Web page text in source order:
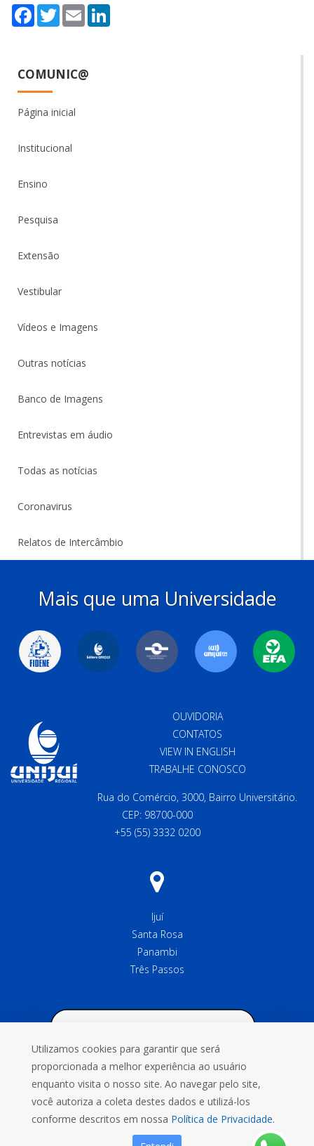
Facebook
TwitterEmail
COMUNIC@
Página inicial
Institucional
Ensino
Pesquisa
Extensão
Vestibular
Vídeos e Imagens
Outras notícias
Banco de Imagens
Entrevistas em áudio
Todas as notícias
Coronavirus
Relatos de Intercâmbio
Mais que uma Universidade
OUVIDORIA
CONTATOS
VIEW IN ENGLISH
TRABALHE CONOSCO
Rua do Comércio, 3000, Bairro Universitário.
CEP: 98700-000
+55 (55) 3332 0200
Ijuí
Santa Rosa
Panambi
Três Passos
Utilizamos cookies para garantir que será
proporcionada a melhor experiência ao usuário
enquanto visita o nosso site. Ao navegar pelo site,
você autoriza a coleta destes dados e utilizá-los
conforme descritos em nossa Política de Privacidade.